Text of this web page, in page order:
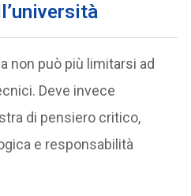
non può più limitarsi ad
Deve invece
di pensiero critico,
e responsabilità